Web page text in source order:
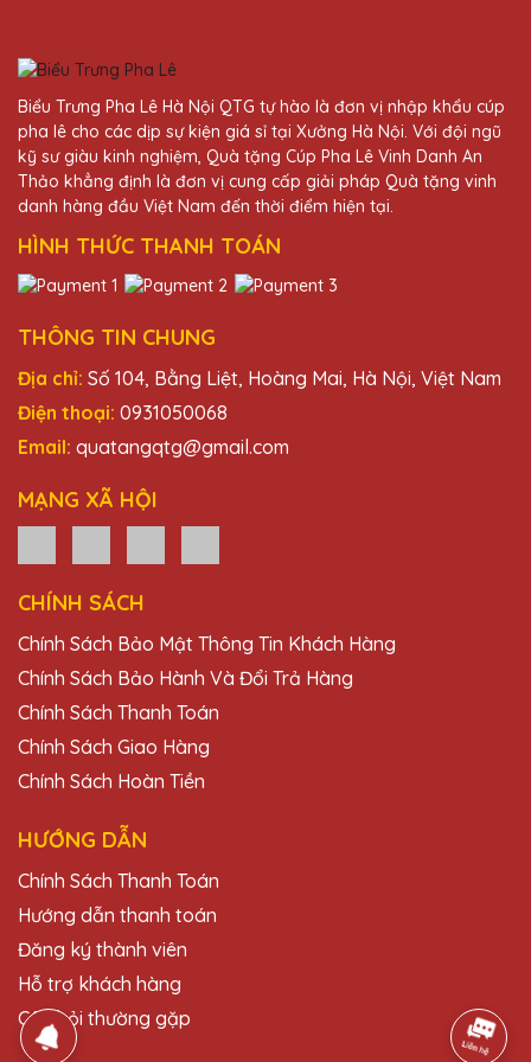
27/11/2025
Tôi rất hài lòng với những chiếc cúp pha lê
của Quà Tặng Pha Lê QTG. Chúng thật sự
rất đẹp và đẳng cấp!
Lê Thị Minh
27/11/2025
Dịch vụ khách hàng của Quà Tặng Pha Lê
rất đẹp!
Vũ Văn Khoa
27/11/2025
QTG rất tốt, nhân viên tư vấn rất nhiệt tình
Ngô Thị Hoa
Cúp pha lê tại Quà Tặng Pha Lê QTG
không chỉ đẹp mà còn rất bền, xứng đáng
Trần Văn Hưng
27/11/2025
Dịch vụ khách hàng của Quà Tặng Pha Lê
QTG rất tận tâm và chuyên nghiệp. Tôi rất
Biểu Trưng Pha Lê Hà Nội QTG tự hào là đơn vị nhập khẩu cúp
pha lê cho các dịp sự kiện giá sỉ tại Xưởng Hà Nội. Với đội ngũ
kỹ sư giàu kinh nghiệm, Quà tặng Cúp Pha Lê Vinh Danh An
Thảo khẳng định là đơn vị cung cấp giải pháp Quà tặng vinh
danh hàng đầu Việt Nam đến thời điểm hiện tại.
HÌNH THỨC THANH TOÁN
THÔNG TIN CHUNG
Địa chỉ: Số 104, Bằng Liệt, Hoàng Mai, Hà Nội, Việt Nam
Điện thoại: 0931050068
Email: quatangqtg@gmail.com
MẠNG XÃ HỘI
CHÍNH SÁCH
Chính Sách Bảo Mật Thông Tin Khách Hàng
Chính Sách Bảo Hành Và Đổi Trả Hàng
Chính Sách Thanh Toán
Chính Sách Giao Hàng
Chính Sách Hoàn Tiền
HƯỚNG DẪN
Chính Sách Thanh Toán
Hướng dẫn thanh toán
Đăng ký thành viên
Hỗ trợ khách hàng
Câu hỏi thường gặp